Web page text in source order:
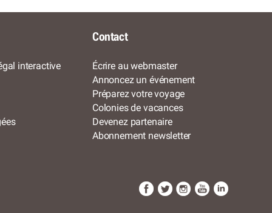
interactive
Contact
Écrire au webmaster
Annoncez un événement
Préparez votre voyage
Colonies de vacances
Devenez partenaire
Abonnement newsletter